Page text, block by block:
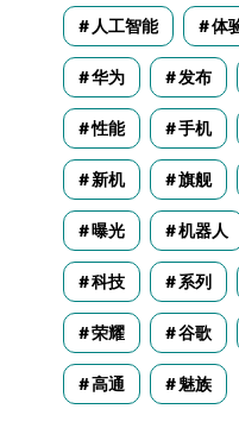
人工智能 体
华为 发布
性能 手机
新机 旗舰
曝光 机器人
科技 系列
荣耀 谷歌
高通 魅族